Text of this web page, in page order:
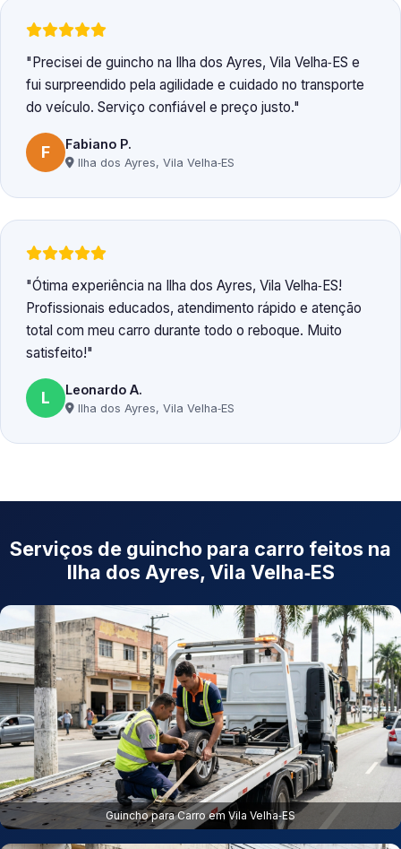
Precisei de guincho na Ilha dos Ayres, Vila Velha‑ES e
fui surpreendido pela agilidade e cuidado no transporte
do veículo. Serviço confiável e preço justo.
F Fabiano P.
Ilha dos Ayres, Vila Velha‑ES
Ótima experiência na Ilha dos Ayres, Vila Velha‑ES!
Profissionais educados, atendimento rápido e atenção
total com meu carro durante todo o reboque. Muito
satisfeito!
L Leonardo A.
Ilha dos Ayres, Vila Velha‑ES
Serviços de guincho para carro feitos na
Ilha dos Ayres, Vila Velha‑ES
Guincho para Carro em Vila Velha‑ES